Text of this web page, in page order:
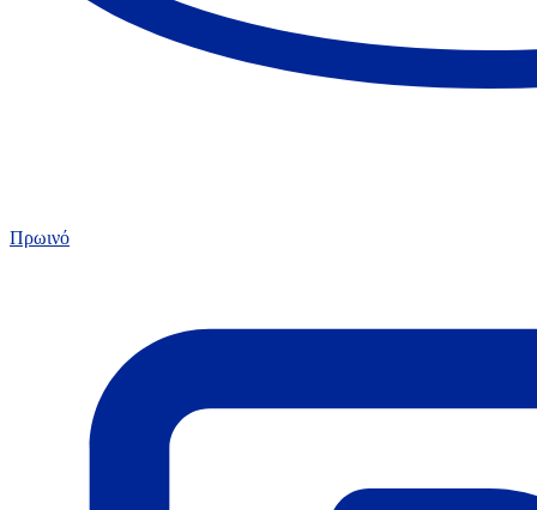
Πρωινό